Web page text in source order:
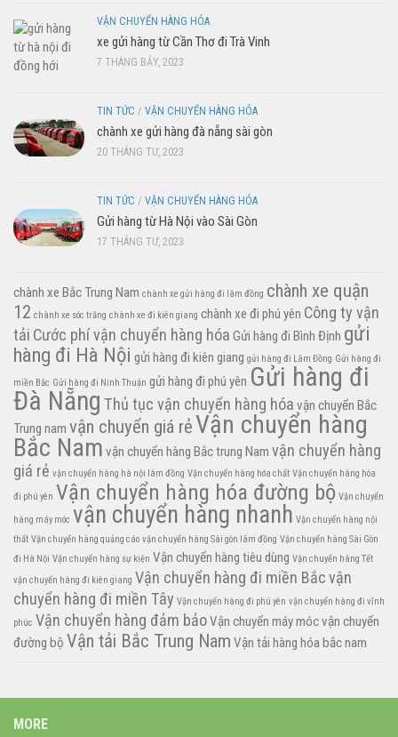
VẬN CHUYỂN HÀNG HÓA
xe gửi hàng từ Cần Thơ đi Trà Vinh
7 THÁNG BẢY, 2023
TIN TỨC / VẬN CHUYỂN HÀNG HÓA
chành xe gửi hàng đà nẵng sài gòn
20 THÁNG TƯ, 2023
TIN TỨC / VẬN CHUYỂN HÀNG HÓA
Gửi hàng từ Hà Nội vào Sài Gòn
17 THÁNG TƯ, 2023
chành xe Bắc Trung Nam chành xe gửi hàng đi lâm đồng chành xe quận
12 chành xe sóc trăng chành xe đi kiên giang chành xe đi phú yên Công ty vận
tải Cước phí vận chuyển hàng hóa Gửi hàng đi Bình Định gửi
hàng đi Hà Nội gửi hàng đi kiên giang gửi hàng đi Lâm Đồng Gửi hàng đi
miền Bắc Gửi hàng đi Ninh Thuận gửi hàng đi phú yên Gửi hàng đi
Đà Nẵng Thủ tục vận chuyển hàng hóa vận chuyển Bắc
Trung nam vận chuyển giá rẻVận chuyển hàng
Bắc Nam vận chuyển hàng Bắc trung Nam vận chuyển hàng
giá rẻ vận chuyển hàng hà nội lâm đồng Vận chuyển hàng hóa chất Vận chuyển hàng hóa
đi phú yên Vận chuyển hàng hóa đường bộ Vận chuyển
hàng máy móc vận chuyển hàng nhanh Vận chuyển hàng nội
thất Vận chuyển hàng quảng cáo vận chuyển hàng Sài gòn lâm đồng Vận chuyển hàng Sài Gòn
đi Hà Nội Vận chuyển hàng sự kiện Vận chuyển hàng tiêu dùng Vận chuyển hàng Tết
vận chuyển hàng đi kiên giang Vận chuyển hàng đi miền Bắcvận
chuyển hàng đi miền Tây Vận chuyển hàng đi phú yên vận chuyển hàng đi vĩnh
phúc Vận chuyển hàng đảm bảoVận chuyển máy mócvận chuyển
đường bộ Vận tải Bắc Trung Nam Vận tải hàng hóa bắc nam
MORE